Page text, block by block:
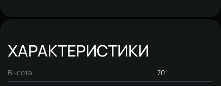
ХАРАКТЕРИСТИКИ
Высота 70